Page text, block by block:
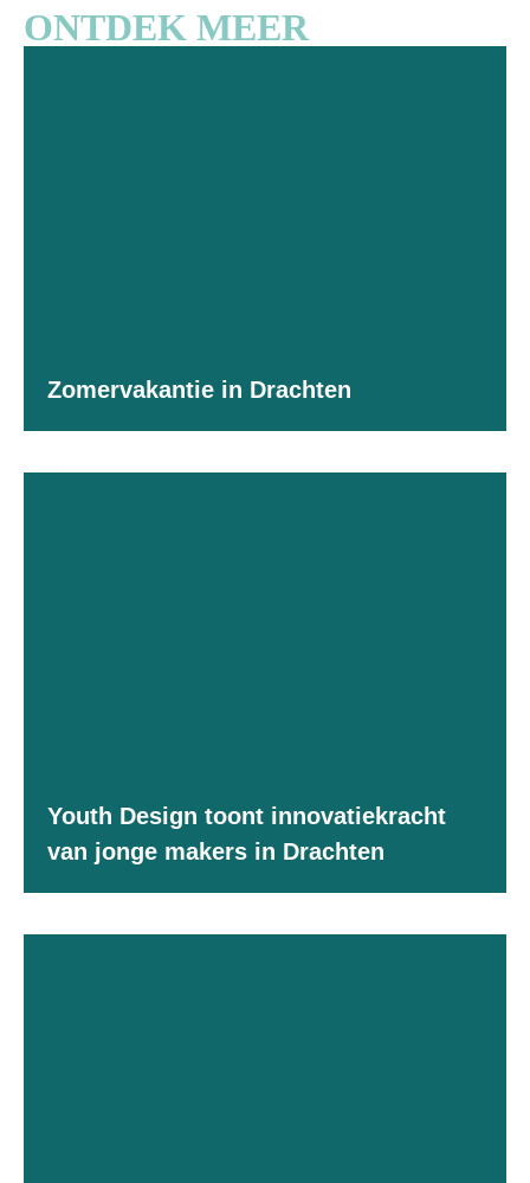
ONTDEK MEER
Zomervakantie in Drachten
Youth Design toont innovatiekracht
van jonge makers in Drachten